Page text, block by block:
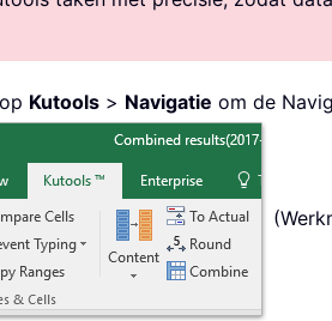
Kutools > Navigatie om de